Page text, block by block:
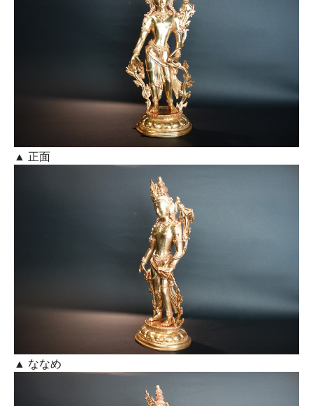
▲ 正面
▲ ななめ